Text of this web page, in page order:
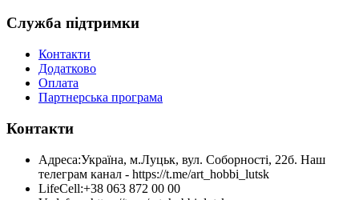
Служба підтримки
Контакти
Додатково
Оплата
Партнерська програма
Контакти
Адреса:Україна, м.Луцьк, вул. Соборності, 22б. Наш
телеграм канал - https://t.me/art_hobbi_lutsk
LifeCell:+38 063 872 00 00